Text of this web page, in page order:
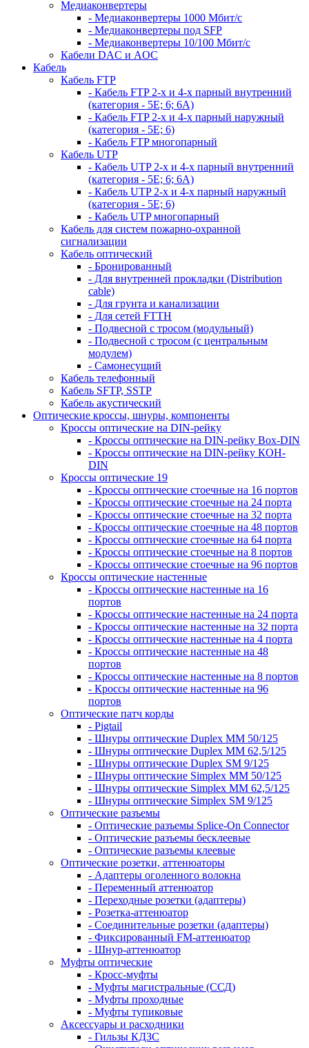
Медиаконвертеры
- Медиаконвертеры 1000 Мбит/с
- Медиаконвертеры под SFP
- Медиаконвертеры 10/100 Мбит/с
Кабели DAC и AOC
Кабель
Кабель FTP
- Кабель FTP 2-х и 4-х парный внутренний
(категория - 5Е; 6; 6А)
- Кабель FTP 2-х и 4-х парный наружный
(категория - 5Е; 6)
- Кабель FTP многопарный
Кабель UTP
- Кабель UTP 2-х и 4-х парный внутренний
(категория - 5Е; 6; 6А)
- Кабель UTP 2-х и 4-х парный наружный
(категория - 5Е; 6)
- Кабель UTP многопарный
Кабель для систем пожарно-охранной
сигнализации
Кабель оптический
- Бронированный
- Для внутренней прокладки (Distribution
cable)
- Для грунта и канализации
- Для сетей FTTH
- Подвесной с тросом (модульный)
- Подвесной с тросом (с центральным
модулем)
- Самонесущий
Кабель телефонный
Кабель SFTP, SSTP
Кабель акустический
Оптические кроссы, шнуры, компоненты
Кроссы оптические на DIN-рейку
- Кроссы оптические на DIN-рейку Box-DIN
- Кроссы оптические на DIN-рейку КОН-
DIN
Кроссы оптические 19
- Кроссы оптические стоечные на 16 портов
- Кроссы оптические стоечные на 24 порта
- Кроссы оптические стоечные на 32 порта
- Кроссы оптические стоечные на 48 портов
- Кроссы оптические стоечные на 64 порта
- Кроссы оптические стоечные на 8 портов
- Кроссы оптические стоечные на 96 портов
Кроссы оптические настенные
- Кроссы оптические настенные на 16
портов
- Кроссы оптические настенные на 24 порта
- Кроссы оптические настенные на 32 порта
- Кроссы оптические настенные на 4 порта
- Кроссы оптические настенные на 48
портов
- Кроссы оптические настенные на 8 портов
- Кроссы оптические настенные на 96
портов
Оптические патч корды
- Pigtail
- Шнуры оптические Duplex MM 50/125
- Шнуры оптические Duplex MM 62,5/125
- Шнуры оптические Duplex SM 9/125
- Шнуры оптические Simplex MM 50/125
- Шнуры оптические Simplex MM 62,5/125
- Шнуры оптические Simplex SM 9/125
Оптические разъемы
- Оптические разъемы Splice-On Connector
- Оптические разъемы бесклеевые
- Оптические разъемы клеевые
Оптические розетки, аттенюаторы
- Адаптеры оголенного волокна
- Переменный аттенюатор
- Переходные розетки (адаптеры)
- Розетка-аттенюатор
- Соединительные розетки (адаптеры)
- Фиксированный FM-аттенюатор
- Шнур-аттенюатор
Муфты оптические
- Кросс-муфты
- Муфты магистральные (ССД)
- Муфты проходные
- Муфты тупиковые
Аксессуары и расходники
- Гильзы КДЗС